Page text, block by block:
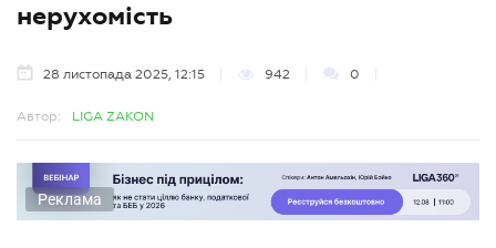
нерухомість
28 листопада 2025, 12:15 942 0
Автор: LIGA ZAKON
Реклама